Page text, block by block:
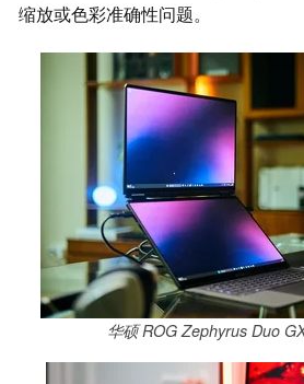
缩放或色彩准确性问题。
华硕 ROG Zephyrus Duo